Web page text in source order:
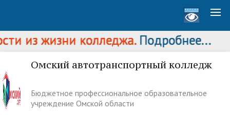
из жизни колледжа.Подробнее...
Омский автотранспортный колледж
Бюджетное профессиональное образовательное
учреждение Омской области